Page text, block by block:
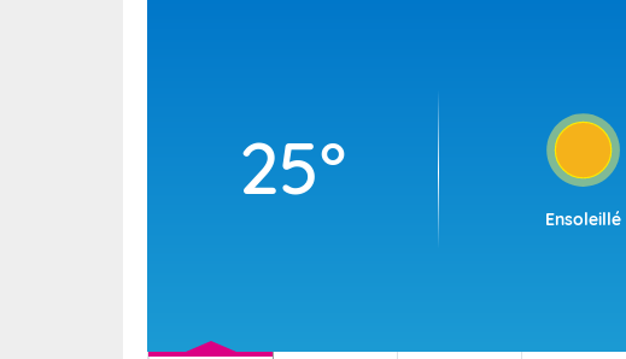
25°
Ensoleillé